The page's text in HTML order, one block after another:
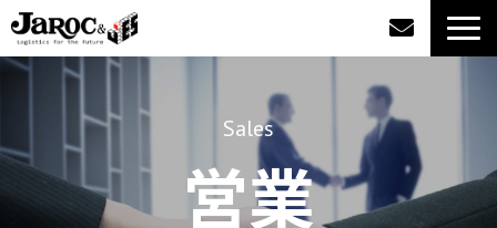
導入事例
企業情報
Sales
営業